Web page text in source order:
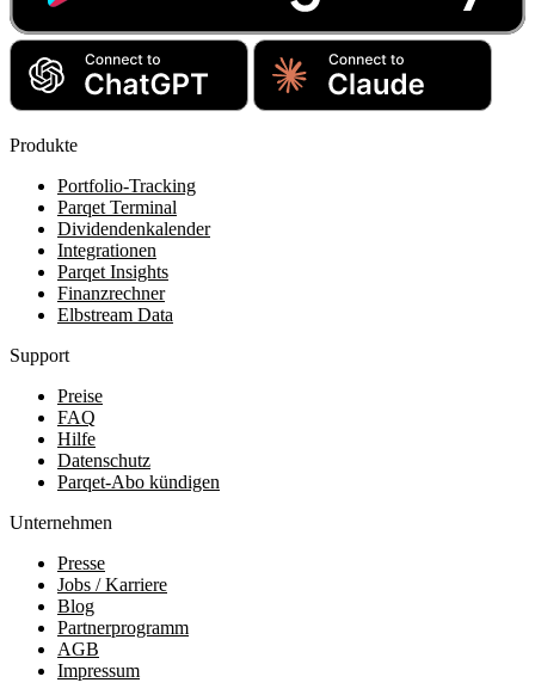
Produkte
Portfolio-Tracking
Parqet Terminal
Dividendenkalender
Integrationen
Parqet Insights
Finanzrechner
Elbstream Data
Support
Preise
FAQ
Hilfe
Datenschutz
Parqet-Abo kündigen
Unternehmen
Presse
Jobs / Karriere
Blog
Partnerprogramm
AGB
Impressum